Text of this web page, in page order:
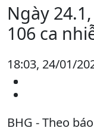
Ngày
106 ca
18:03, 24/01/
BHG - Theo